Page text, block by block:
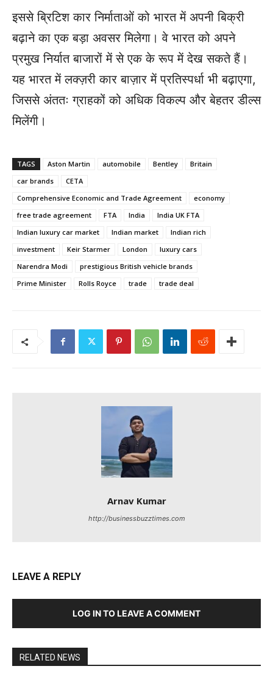
इससे ब्रिटिश कार निर्माताओं को भारत में अपनी बिक्री
बढ़ाने का एक बड़ा अवसर मिलेगा। वे भारत को अपने
प्रमुख निर्यात बाजारों में से एक के रूप में देख सकते हैं।
यह भारत में लक्ज़री कार बाज़ार में प्रतिस्पर्धा भी बढ़ाएगा,
जिससे अंततः ग्राहकों को अधिक विकल्प और बेहतर डील्स
मिलेंगी।
TAGS Aston Martin automobile Bentley
Britain
car brands
CETA
Comprehensive Economic and Trade Agreement
economy
free trade agreement
FTA India
India UK FTA
Indian luxury car market
Indian market
Indian rich
investment
Keir Starmer London
luxury cars
Narendra Modi
prestigious British vehicle brands
Prime Minister
Rolls Royce trade trade deal
Arnav Kumar
http://businessbuzztimes.com
LEAVE A REPLY
LOG IN TO LEAVE A COMMENT
RELATED NEWS